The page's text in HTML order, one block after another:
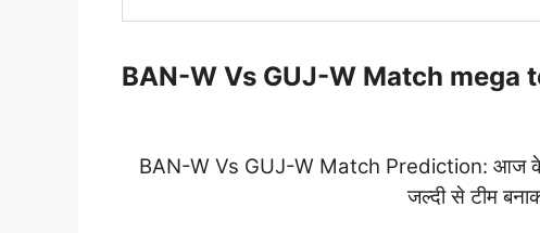
BAN-W Vs GUJ-W Match mega
BAN-W Vs GUJ-W Match Prediction: आज के
जल्दी से टीम